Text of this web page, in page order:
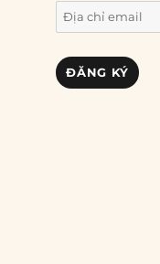
Địa
chỉ
email
ĐĂNG KÝ